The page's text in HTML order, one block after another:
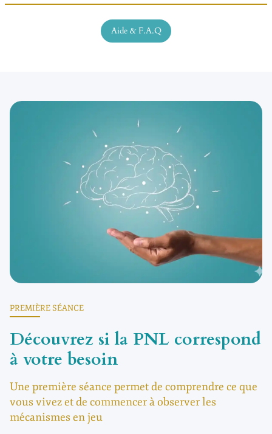
Aide & F.A.Q
PREMIÈRE SÉANCE
Découvrez si la PNL correspond
à votre besoin
Une première séance permet de comprendre ce que
vous vivez et de commencer à observer les
mécanismes en jeu